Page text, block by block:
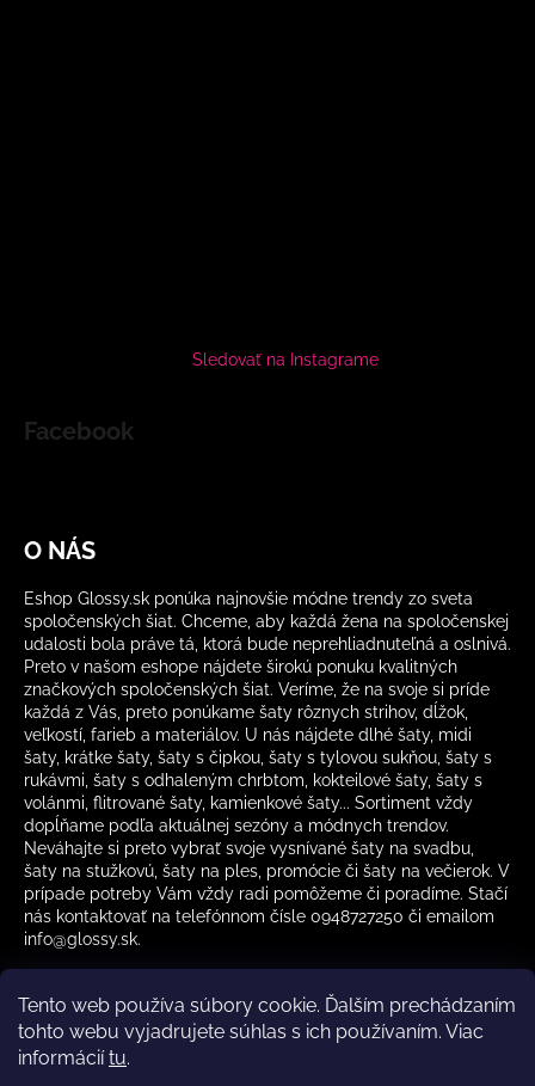
Tento web používa súbory cookie. Ďalším prechádzaním
tohto webu vyjadrujete súhlas s ich používaním. Viac
informáciítu.
Sledovať na Instagrame
Facebook
O NÁS
Eshop Glossy.sk ponúka najnovšie módne trendy zo sveta
spoločenských šiat. Chceme, aby každá žena na spoločenskej
udalosti bola práve tá, ktorá bude neprehliadnuteľná a oslnivá.
Preto v našom eshope nájdete širokú ponuku kvalitných
značkových spoločenských šiat. Veríme, že na svoje si príde
každá z Vás, preto ponúkame šaty rôznych strihov, dĺžok,
veľkostí, farieb a materiálov. U nás nájdete dlhé šaty, midi
šaty, krátke šaty, šaty s čipkou, šaty s tylovou sukňou, šaty s
rukávmi, šaty s odhaleným chrbtom, kokteilové šaty, šaty s
volánmi, flitrované šaty, kamienkové šaty... Sortiment vždy
dopĺňame podľa aktuálnej sezóny a módnych trendov.
Neváhajte si preto vybrať svoje vysnívané šaty na svadbu,
šaty na stužkovú, šaty na ples, promócie či šaty na večierok. V
prípade potreby Vám vždy radi pomôžeme či poradíme. Stačí
nás kontaktovať na telefónnom čísle 0948727250 či emailom
info@glossy.sk.